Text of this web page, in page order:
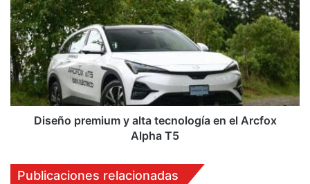
y
alta
tecnología
en
el
Arcfox
Alpha
Diseño premium y alta tecnología en el Arcfox
Alpha T5
Publicaciones relacionadas